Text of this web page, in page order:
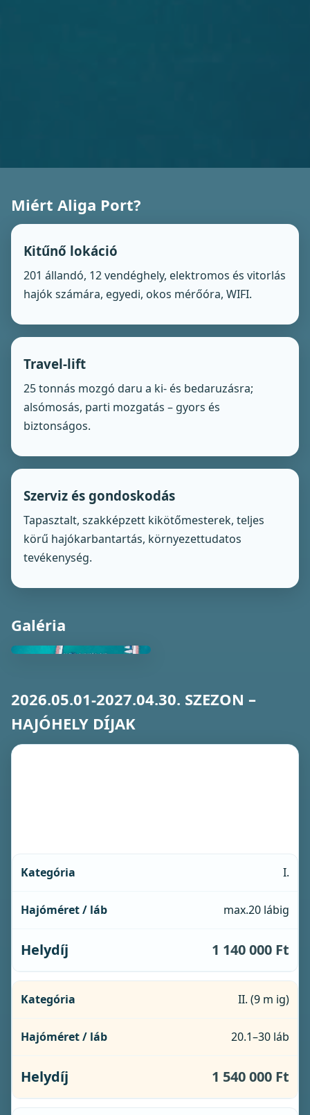
Miért Aliga Port?
Kitűnő lokáció
201 állandó, 12 vendéghely, elektromos és vitorlás
hajók számára, egyedi, okos mérőóra, WIFI.
Travel-lift
25 tonnás mozgó daru a ki- és bedaruzásra;
alsómosás, parti mozgatás – gyors és
biztonságos.
Szerviz és gondoskodás
Tapasztalt, szakképzett kikötőmesterek, teljes
körű hajókarbantartás, környezettudatos
tevékenység.
Galéria
2026.05.01-2027.04.30. SZEZON –
HAJÓHELY DÍJAK
I.
max.20 lábig
1 140 000 Ft
II. (9 m ig)
20.1–30 láb
1 540 000 Ft